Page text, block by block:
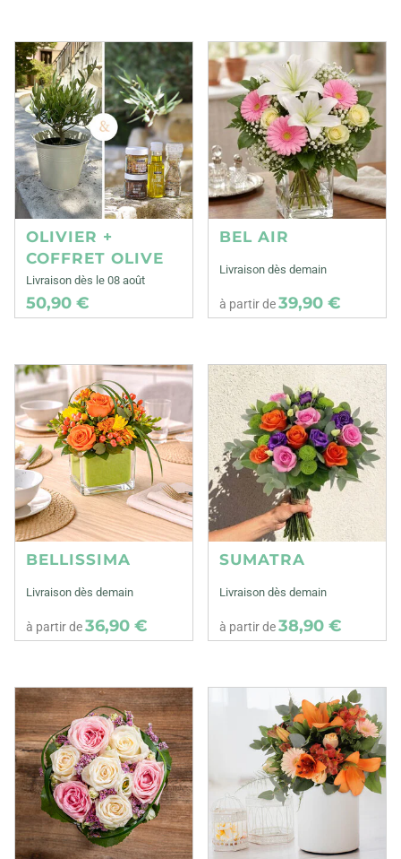
OLIVIER +
COFFRET OLIVE
Livraison dès le 08 août
50,90 €
BEL AIR
Livraison dès demain
à partir de39,90 €
BELLISSIMA
Livraison dès demain
à partir de36,90 €
SUMATRA
Livraison dès demain
à partir de38,90 €